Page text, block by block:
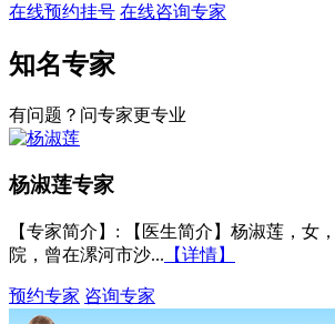
在线预约挂号 在线咨询专家
知名专家
有问题？问专家更专业
杨淑莲专家
【专家简介】 : 【医生简介】杨淑莲，女
院，曾在漯河市沙... 【详情】
预约专家 咨询专家